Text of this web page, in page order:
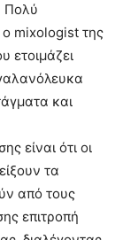
Πολύ
ο mixologist της
ετοιμάζει
και
είναι ότι οι
τα
από τους
επιτροπή